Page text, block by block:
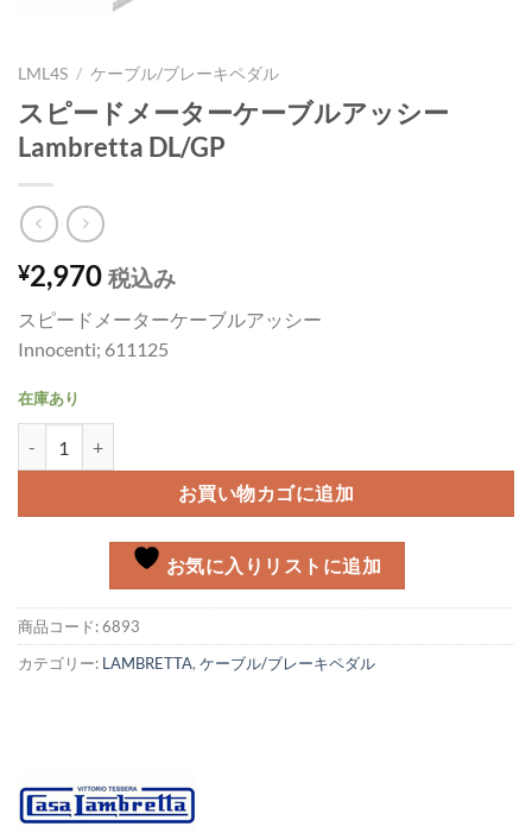
LML4S / ケーブル/ブレーキペダル
スピードメーターケーブルアッシー
Lambretta DL/GP
¥2,970 税込み
スピードメーターケーブルアッシー
Innocenti; 611125
在庫あり
お買い物カゴに追加
お気に入りリストに追加
商品コード:6893
カテゴリー: LAMBRETTA, ケーブル/ブレーキペダル